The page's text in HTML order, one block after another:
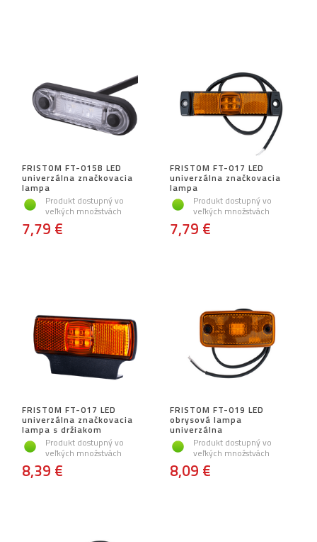
FRISTOM FT-015B LED
univerzálna značkovacia
lampa
Produkt dostupný vo
veľkých množstvách
7,79 €
FRISTOM FT-017 LED
univerzálna značkovacia
lampa
Produkt dostupný vo
veľkých množstvách
7,79 €
FRISTOM FT-017 LED
univerzálna značkovacia
lampa s držiakom
Produkt dostupný vo
veľkých množstvách
8,39 €
FRISTOM FT-019 LED
obrysová lampa
univerzálna
Produkt dostupný vo
veľkých množstvách
8,09 €